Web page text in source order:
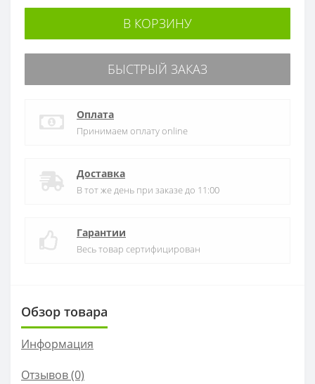
В КОРЗИНУ
БЫСТРЫЙ ЗАКАЗ
Оплата
Принимаем оплату online
Доставка
В тот же день при заказе до 11:00
Гарантии
Весь товар сертифицирован
Обзор товара
Информация
Отзывов (0)